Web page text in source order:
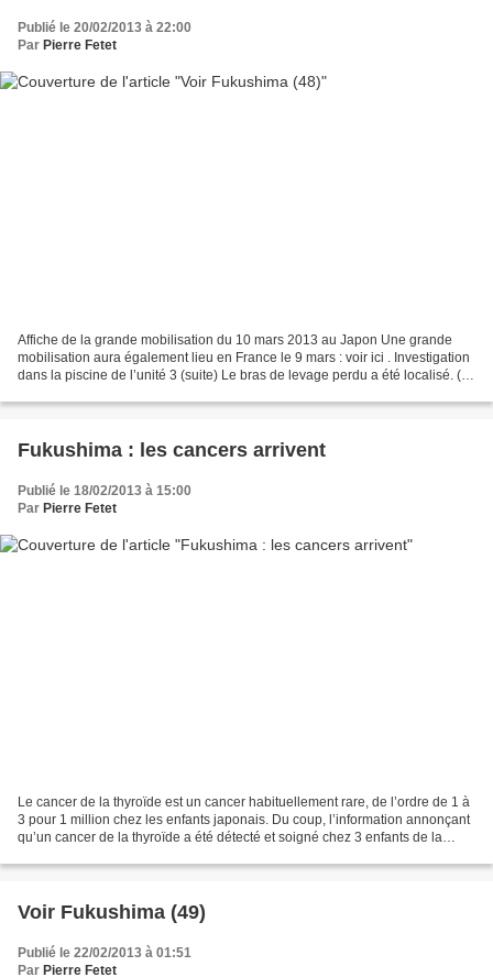
Publié le 20/02/2013 à 22:00
Par Pierre Fetet
Affiche de la grande mobilisation du 10 mars 2013 au Japon Une grande
mobilisation aura également lieu en France le 9 mars : voir ici . Investigation
dans la piscine de l’unité 3 (suite) Le bras de levage perdu a été localisé. (
Fukushima : les cancers arrivent
Publié le 18/02/2013 à 15:00
Par Pierre Fetet
Le cancer de la thyroïde est un cancer habituellement rare, de l’ordre de 1 à
3 pour 1 million chez les enfants japonais. Du coup, l’information annonçant
qu’un cancer de la thyroïde a été détecté et soigné chez 3 enfants de la
Voir Fukushima (49)
Publié le 22/02/2013 à 01:51
Par Pierre Fetet